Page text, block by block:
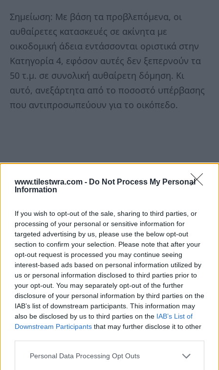
www.tilestwra.com - Do Not Process My Personal
Information
If you wish to opt-out of the sale, sharing to third parties, or
processing of your personal or sensitive information for
targeted advertising by us, please use the below opt-out
section to confirm your selection. Please note that after your
opt-out request is processed you may continue seeing
interest-based ads based on personal information utilized by
us or personal information disclosed to third parties prior to
your opt-out. You may separately opt-out of the further
disclosure of your personal information by third parties on the
IAB’s list of downstream participants. This information may
also be disclosed by us to third parties on the IAB’s List of
Downstream Participants that may further disclose it to other
Personal Data Processing Opt Outs
Σημείωση: Με βάση τα προβλεπόμενα, οι
αυθαίρετες κατασκευές σε ακίνητα με
οικοδομική άδεια εντάσσονται οριστικά στην
Κατηγορία 4, εφόσον αυτές δεν ξεπερνούν τα
50 τ.μ. σε συνολική αυθαίρετη δόμηση. Κι
αυτό, ανεξάρτητα από το ποσοστό υπέρβασης
που αντιπροσωπεύουν για το οικόπεδο.